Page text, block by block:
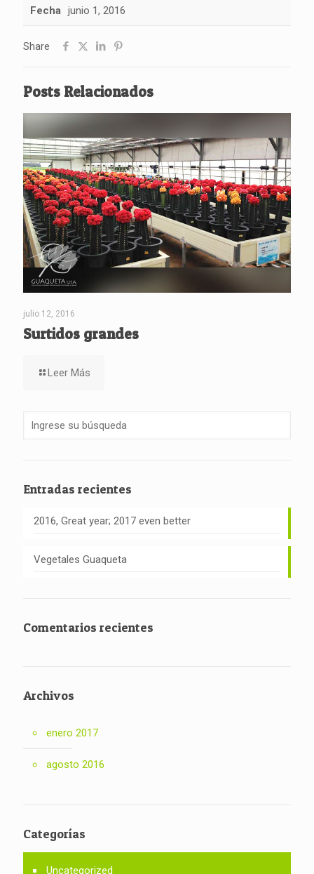
Fecha junio 1, 2016
Share
Posts Relacionados
julio 12, 2016
Surtidos grandes
Leer Más
Entradas recientes
2016, Great year; 2017 even better
Vegetales Guaqueta
Comentarios recientes
Archivos
enero 2017
agosto 2016
Categorías
Uncategorized